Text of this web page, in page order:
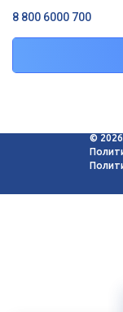
8 800 6000 700
©